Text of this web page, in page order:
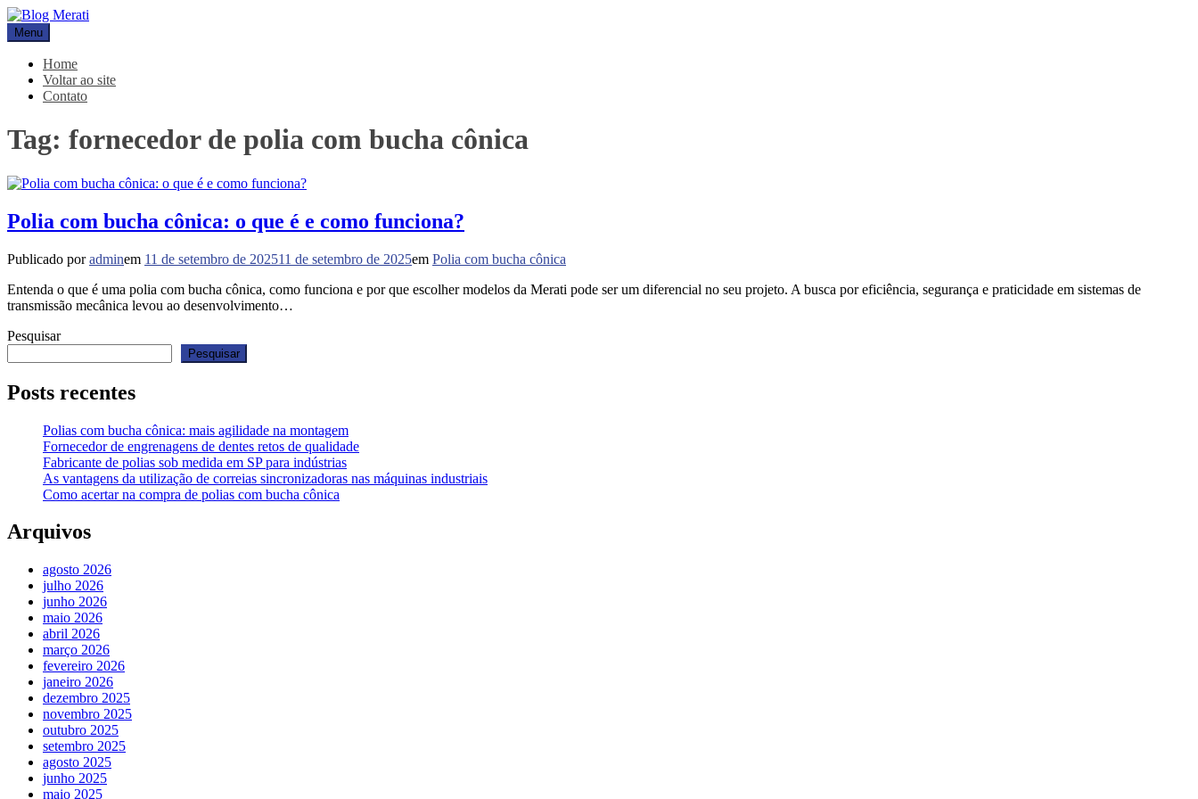
Pular
para
o
conteúdo
Blog Merati
Líder na fabricação de peças para Indústrias
Menu
Home
Voltar ao site
Contato
Tag: fornecedor de polia com bucha cônica
Polia com bucha cônica: o que é e como funciona?
Publicado poradminem 11 de setembro de 202511 de setembro de 2025em Polia com bucha cônica
Entenda o que é uma polia com bucha cônica, como funciona e por que escolher modelos da Merati pode ser um diferencial no seu projeto. A busca por eficiência, segurança e praticidade em sistemas de
transmissão mecânica levou ao desenvolvimento…
Pesquisar
Pesquisar
Posts recentes
Polias com bucha cônica: mais agilidade na montagem
Fornecedor de engrenagens de dentes retos de qualidade
Fabricante de polias sob medida em SP para indústrias
As vantagens da utilização de correias sincronizadoras nas máquinas industriais
Como acertar na compra de polias com bucha cônica
Arquivos
agosto 2026
julho 2026
junho 2026
maio 2026
abril 2026
março 2026
fevereiro 2026
janeiro 2026
dezembro 2025
novembro 2025
outubro 2025
setembro 2025
agosto 2025
junho 2025
maio 2025